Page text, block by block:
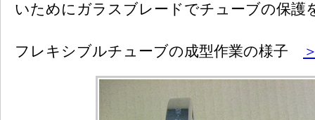
いためにガラスブレードでチューブの保護
フレキシブルチューブの成型作業の様子